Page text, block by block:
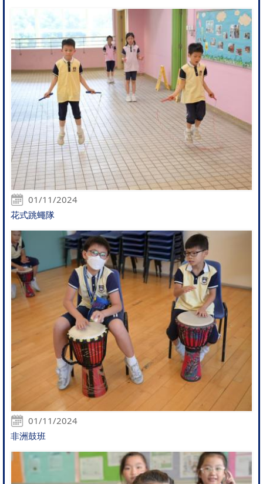
01/11/2024
花式跳蠅隊
01/11/2024
非洲鼓班